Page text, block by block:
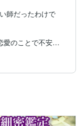
師だったわけで
愛のことで不安に